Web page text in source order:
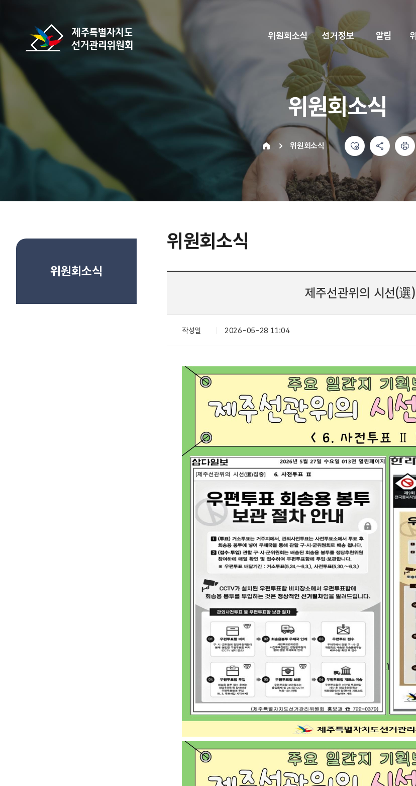
위원회소식 선거정보 알림
위원회소식
위원회소식
위원회소식
위원회소식
제주선관위의 시선(
작성일 2026-05-28 11:04